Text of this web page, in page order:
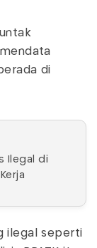
di
Ilegal di
ilegal seperti